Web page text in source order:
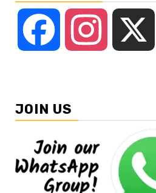
Facebook Instagram
JOIN US